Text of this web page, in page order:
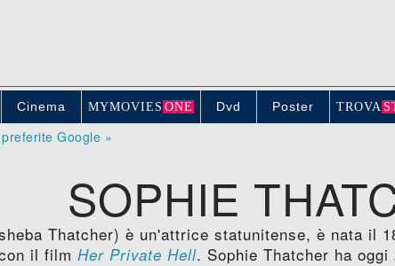
Cinema MYMOVIE S ONE Dvd Poster TROVA
Google »
SOPHIE
Thatcher) è un'attrice statunitense, è nata il
il film Her Private Hell. Sophie Thatcher ha